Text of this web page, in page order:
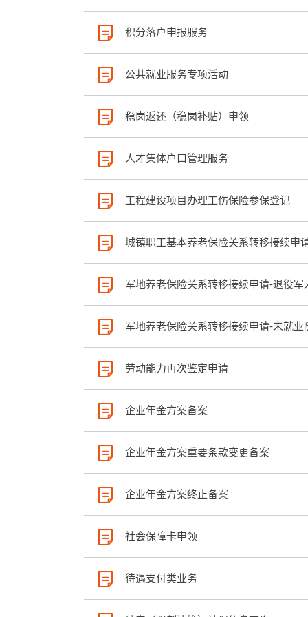
积分落户申报服务
公共就业服务专项活动
稳岗返还（稳岗补贴）申领
人才集体户口管理服务
工程建设项目办理工伤保险参保登记
城镇职工基本养老保险关系转移接续申
军地养老保险关系转移接续申请-退役军
军地养老保险关系转移接续申请-未就业
劳动能力再次鉴定申请
企业年金方案备案
企业年金方案重要条款变更备案
企业年金方案终止备案
社会保障卡申领
待遇支付类业务